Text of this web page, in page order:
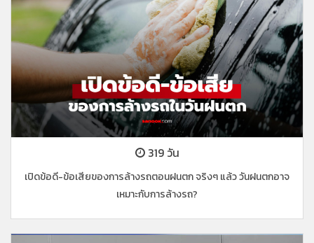
319 วัน
เปิดข้อดี-ข้อเสียของการล้างรถตอนฝนตก จริงๆ แล้ว วันฝนตกอาจ
เหมาะกับการล้างรถ?